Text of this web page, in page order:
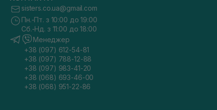
sisters.co.ua@gmail.com
Пн.-Пт. з 10:00 до 19:00
Сб.-Нд. з 11:00 до 18:00
Менеджер
+38 (097) 612-54-81
+38 (097) 788-12-88
+38 (097) 983-41-20
+38 (068) 693-46-00
+38 (068) 951-22-86